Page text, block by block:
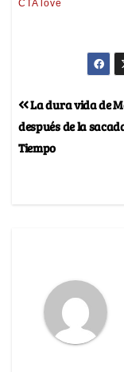
La dura vida de
después de la
Tiempo